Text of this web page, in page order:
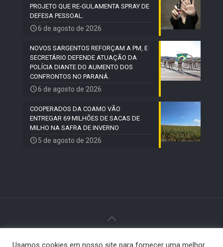
PROJETO QUE RE-GULAMENTA SPRAY DE
DEFESA PESSOAL.
6 de agosto de 2026
NOVOS SARGENTOS REFORÇAM A PM, E
SECRETÁRIO DEFENDE ATUAÇÃO DA
POLÍCIA DIANTE DO AUMENTO DOS
CONFRONTOS NO PARANÁ.
6 de agosto de 2026
COOPERADOS DA COAMO VÃO
ENTREGAR 69 MILHÕES DE SACAS DE
MILHO NA SAFRA DE INVERNO
5 de agosto de 2026
© 2024 Paiquerê - Todos os direitos reservados |
Usamos cookies em nosso site para fornecer uma melhor